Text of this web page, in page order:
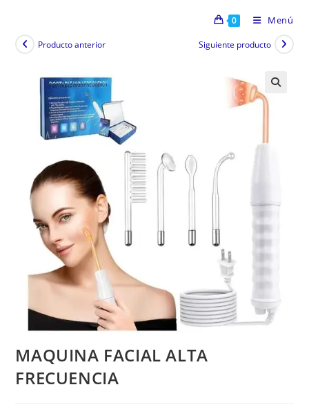
0 Menú
Producto anterior Siguiente producto
MAQUINA FACIAL ALTA
FRECUENCIA